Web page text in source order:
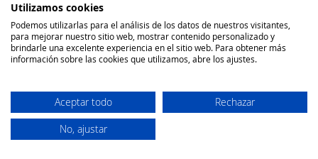
Utilizamos cookies
Podemos utilizarlas para el análisis de los datos de nuestros visitantes,
para mejorar nuestro sitio web, mostrar contenido personalizado y
brindarle una excelente experiencia en el sitio web. Para obtener más
información sobre las cookies que utilizamos, abre los ajustes.
Aceptar todo Rechazar
No, ajustar